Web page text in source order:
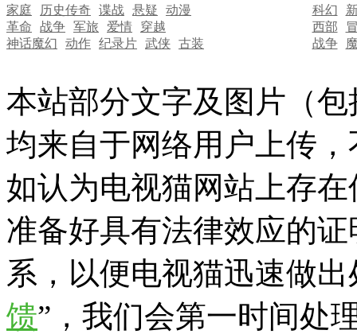
家庭
历史传奇 谍战 悬疑
动漫
革命
战争 军旅 爱情
穿越
神话魔幻
动作 纪录片 武侠 古装
科幻
西部
战争
本站部分文字及图片（
均来自于网络用户上传
如认为电视猫网站上存
准备好具有法律效应的
系，以便电视猫迅速做
馈”，我们会第一时间处